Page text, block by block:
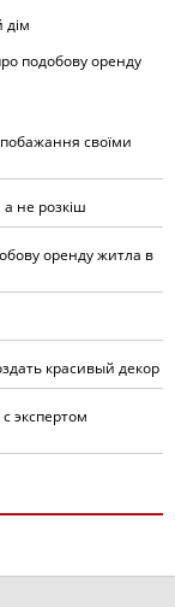
дім
подобову оренду
своїми
не розкіш
оренду житла в
красивый декор
экспертом